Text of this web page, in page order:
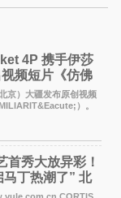
4P 携手伊莎
视频短片《仿佛
）大疆发布原创视频
）。
最佳女演员伊莎贝尔·
）主演，全程使用大
首秀大放异彩！
马丁热潮了” 北
cn CORTIS